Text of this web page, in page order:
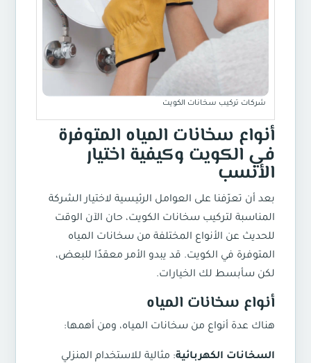
شركات تركيب سخانات الكويت
أنواع سخانات المياه المتوفرة
في الكويت وكيفية اختيار
الأنسب
بعد أن تعرّفنا على العوامل الرئيسية لاختيار الشركة
المناسبة لتركيب سخانات الكويت، حان الآن الوقت
للحديث عن الأنواع المختلفة من سخانات المياه
المتوفرة في الكويت. قد يبدو الأمر معقدًا للبعض،
لكن سأبسط لك الخيارات.
أنواع سخانات المياه
هناك عدة أنواع من سخانات المياه، ومن أهمها:
السخانات الكهربائية: مثالية للاستخدام المنزلي